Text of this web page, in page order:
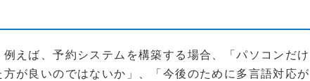
えば、予約システムを構築する場合、「パソコンだけ
が良いのではないか」、「今後のために多言語対応が